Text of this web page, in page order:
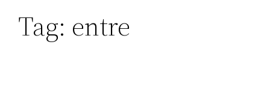
Tag: entre